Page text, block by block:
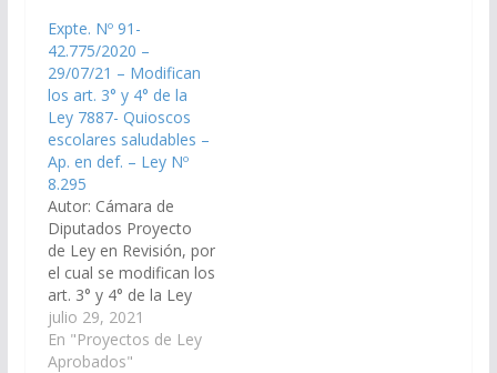
91-38.573/17, a la
Comisión de Salud
Pública y Seguridad
Social) Aprobado con
modificaciones el
29/11/2018 Cámara de
Diputados
nuevamente en
revisión Ley…
Expte. Nº 91-
42.775/2020 –
29/07/21 – Modifican
los art. 3° y 4° de la
Ley 7887- Quioscos
escolares saludables –
Ap. en def. – Ley Nº
8.295
Autor: Cámara de
Diputados Proyecto
de Ley en Revisión, por
el cual se modifican los
art. 3° y 4° de la Ley
7887- quioscos
escolares saludables
(Expte. N° 91-
julio 29, 2021
En "Proyectos de Ley
Aprobados"